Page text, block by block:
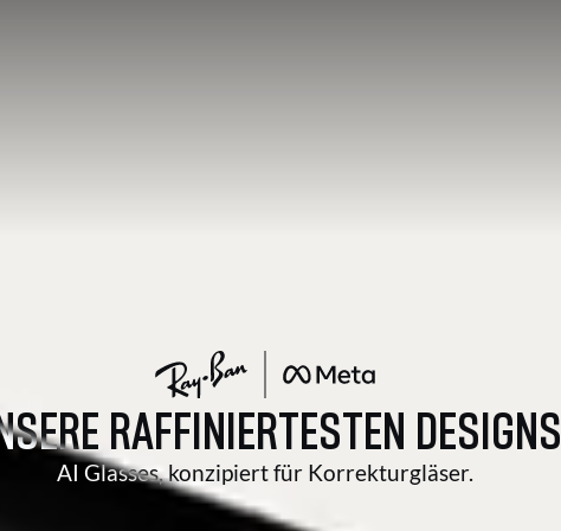
RAFFINIERTESTEN DESIGNS
AI Glasses, konzipiert für Korrekturgläser.